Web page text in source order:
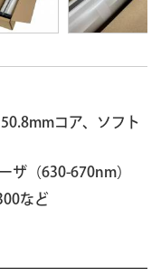
コア、ソフト
ザ（630-670nm）
など